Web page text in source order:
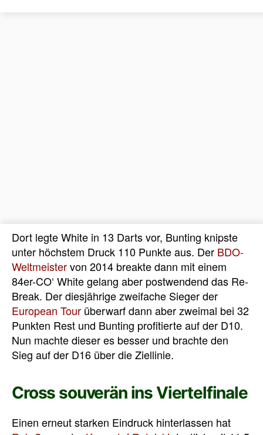
Dort legte White in 13 Darts vor, Bunting knipste
unter höchstem Druck 110 Punkte aus. Der BDO-
Weltmeistervon 2014 breakte dann mit einem
84er-CO‘ White gelang aber postwendend das Re-
Break. Der diesjährige zweifache Sieger der
European Tour überwarf dann aber zweimal bei 32
Punkten Rest und Bunting profitierte auf der D10.
Nun machte dieser es besser und brachte den
Sieg auf der D16 über die Ziellinie.
Cross souverän ins Viertelfinale
Einen erneut starken Eindruck hinterlassen hat